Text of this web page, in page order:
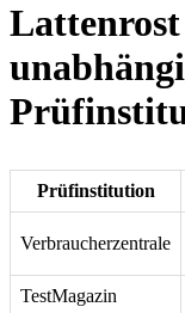
Prüfinstitution
Verbraucherzentrale
TestMagazin